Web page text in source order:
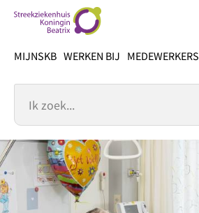
inhoud
MIJNSKB WERKEN BIJ MEDEWERKERS